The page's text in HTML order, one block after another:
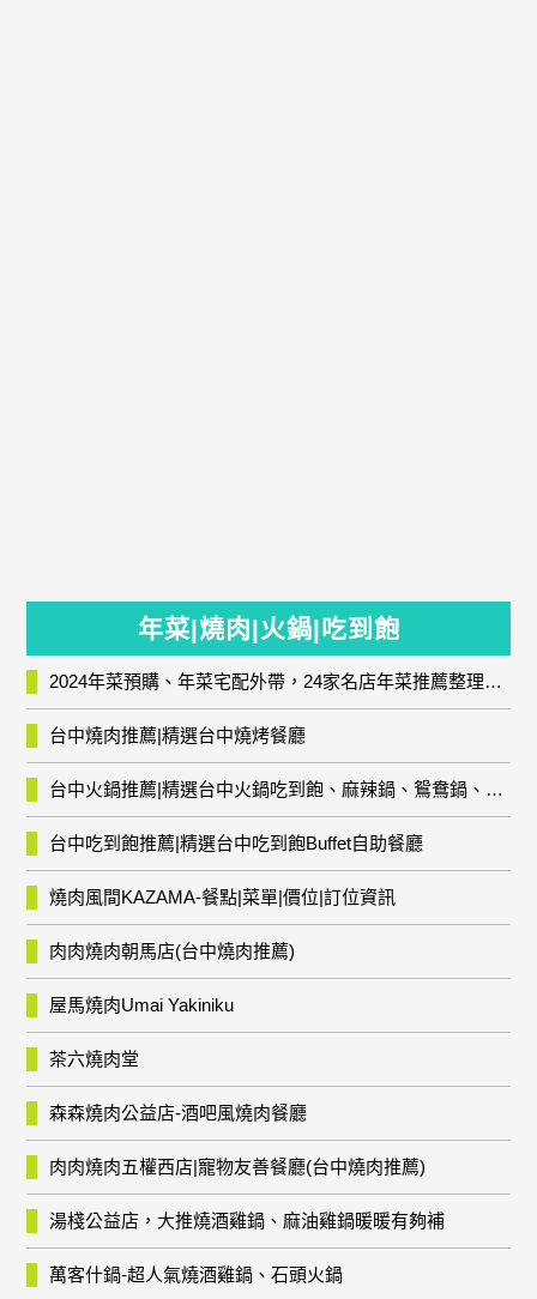
年菜|燒肉|火鍋|吃到飽
2024年菜預購、年菜宅配外帶，24家名店年菜推薦整理，圍爐輕鬆上菜團圓趣
台中燒肉推薦|精選台中燒烤餐廳
台中火鍋推薦|精選台中火鍋吃到飽、麻辣鍋、鴛鴦鍋、石頭火鍋、酸菜白肉鍋、海鮮鍋、燒酒雞、麻油雞、壽喜燒等熱門人氣火鍋店!
台中吃到飽推薦|精選台中吃到飽Buffet自助餐廳
燒肉風間KAZAMA-餐點|菜單|價位|訂位資訊
肉肉燒肉朝馬店(台中燒肉推薦)
屋馬燒肉Umai Yakiniku
茶六燒肉堂
森森燒肉公益店-酒吧風燒肉餐廳
肉肉燒肉五權西店|寵物友善餐廳(台中燒肉推薦)
湯棧公益店，大推燒酒雞鍋、麻油雞鍋暖暖有夠補
萬客什鍋-超人氣燒酒雞鍋、石頭火鍋